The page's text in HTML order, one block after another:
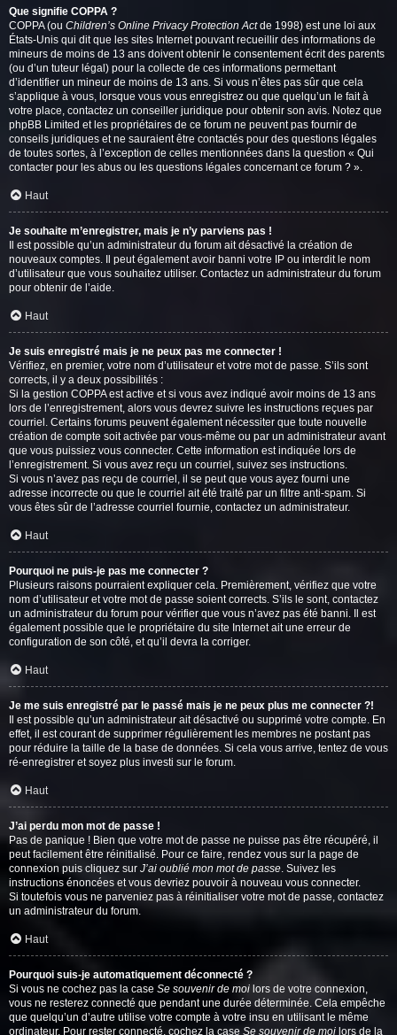
Que signifie COPPA ?
COPPA (ou Children’s Online Privacy Protection Actde 1998) est une loi aux
États-Unis qui dit que les sites Internet pouvant recueillir des informations de
mineurs de moins de 13 ans doivent obtenir le consentement écrit des parents
(ou d’un tuteur légal) pour la collecte de ces informations permettant
d’identifier un mineur de moins de 13 ans. Si vous n’êtes pas sûr que cela
s’applique à vous, lorsque vous vous enregistrez ou que quelqu’un le fait à
votre place, contactez un conseiller juridique pour obtenir son avis. Notez que
phpBB Limited et les propriétaires de ce forum ne peuvent pas fournir de
conseils juridiques et ne sauraient être contactés pour des questions légales
de toutes sortes, à l’exception de celles mentionnées dans la question « Qui
contacter pour les abus ou les questions légales concernant ce forum ? ».
Haut
Je souhaite m’enregistrer, mais je n’y parviens pas !
Il est possible qu’un administrateur du forum ait désactivé la création de
nouveaux comptes. Il peut également avoir banni votre IP ou interdit le nom
d’utilisateur que vous souhaitez utiliser. Contactez un administrateur du forum
pour obtenir de l’aide.
Haut
Je suis enregistré mais je ne peux pas me connecter !
Vérifiez, en premier, votre nom d’utilisateur et votre mot de passe. S’ils sont
corrects, il y a deux possibilités :
Si la gestion COPPA est active et si vous avez indiqué avoir moins de 13 ans
lors de l’enregistrement, alors vous devrez suivre les instructions reçues par
courriel. Certains forums peuvent également nécessiter que toute nouvelle
création de compte soit activée par vous-même ou par un administrateur avant
que vous puissiez vous connecter. Cette information est indiquée lors de
l’enregistrement. Si vous avez reçu un courriel, suivez ses instructions.
Si vous n’avez pas reçu de courriel, il se peut que vous ayez fourni une
adresse incorrecte ou que le courriel ait été traité par un filtre anti-spam. Si
vous êtes sûr de l’adresse courriel fournie, contactez un administrateur.
Haut
Pourquoi ne puis-je pas me connecter ?
Plusieurs raisons pourraient expliquer cela. Premièrement, vérifiez que votre
nom d’utilisateur et votre mot de passe soient corrects. S’ils le sont, contactez
un administrateur du forum pour vérifier que vous n’avez pas été banni. Il est
également possible que le propriétaire du site Internet ait une erreur de
configuration de son côté, et qu’il devra la corriger.
Haut
Je me suis enregistré par le passé mais je ne peux plus me connecter ?!
Il est possible qu’un administrateur ait désactivé ou supprimé votre compte. En
effet, il est courant de supprimer régulièrement les membres ne postant pas
pour réduire la taille de la base de données. Si cela vous arrive, tentez de vous
ré-enregistrer et soyez plus investi sur le forum.
Haut
J’ai perdu mon mot de passe !
Pas de panique ! Bien que votre mot de passe ne puisse pas être récupéré, il
peut facilement être réinitialisé. Pour ce faire, rendez vous sur la page de
connexion puis cliquez sur J’ai oublié mon mot de passe. Suivez les
instructions énoncées et vous devriez pouvoir à nouveau vous connecter.
Si toutefois vous ne parveniez pas à réinitialiser votre mot de passe, contactez
un administrateur du forum.
Haut
Pourquoi suis-je automatiquement déconnecté ?
Si vous ne cochez pas la case Se souvenir de moi lors de votre connexion,
vous ne resterez connecté que pendant une durée déterminée. Cela empêche
que quelqu’un d’autre utilise votre compte à votre insu en utilisant le même
ordinateur. Pour rester connecté, cochez la case Se souvenir de moi lors de la